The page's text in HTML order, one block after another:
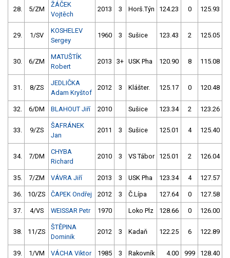
28. 5/ZM
ŽÁČEK
Vojtěch
2013 3 Horš.Týn 124.23 0 125.93
29. 1/SV
KOSHELEV
Sergey
1960 3 Sušice 123.43 2 125.05
30. 6/ZM
MATUŠTÍK
Robert
2013 3+ USK Pha 120.90 8 115.08
31. 8/ZS
JEDLIČKA
Adam Kryštof
2012 3 Klášter. 125.17 0 120.48
32. 6/DM BLAHOUT Jiří 2010 Sušice 123.34 2 123.26
33. 9/ZS
ŠAFRÁNEK
Jan
2011 3 Sušice 125.01 4 125.40
34. 7/DM
CHYBA
Richard
2010 3 VS Tábor 125.01 2 126.04
35. 7/ZM VÁVRA Jiří 2013 3 USK Pha 123.34 4 127.57
36. 10/ZS ČAPEK Ondřej 2012 3 Č.Lípa 127.64 0 127.58
37. 4/VS WEISSAR Petr 1970 Loko Plz 128.66 0 126.00
38. 11/ZS
ŠTĚPINA
Dominik
2012 3 Kadaň 122.25 6 122.89
39. 1/VM VÁCHA Viktor 1985 3 Rakovník 4.00 999 128.40